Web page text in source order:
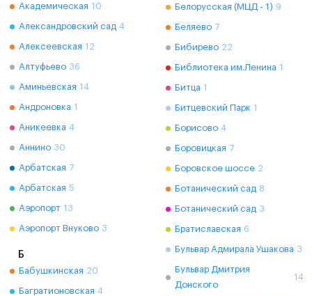
Академическая 10
Александровский сад 4
Алексеевская 12
Алтуфьево 36
Аминьевская 14
Андроновка 1
Аникеевка 4
Аннино 30
Арбатская 7
Арбатская 5
Аэропорт 13
Аэропорт Внуково 3
Б
Бабушкинская 20
Багратионовская 4
Белорусская (МЦД - 1) 9
Беляево 7
Бибирево 22
Библиотека им.Ленина 1
Битца 1
Битцевский Парк 1
Борисово 4
Боровицкая 7
Боровское шоссе 2
Ботанический сад 8
Ботанический сад 3
Братиславская 6
Бульвар Адмирала Ушакова 3
Бульвар Дмитрия
Донского
14